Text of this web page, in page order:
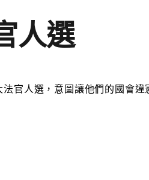
人選
官人選，意圖讓他們的國會違